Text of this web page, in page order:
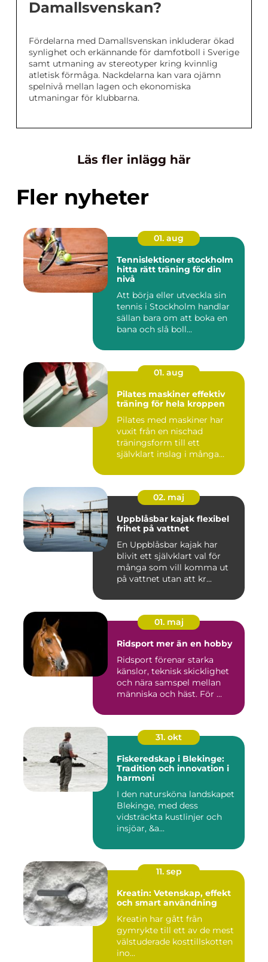
Damallsvenskan?
Fördelarna med Damallsvenskan inkluderar ökad
synlighet och erkännande för damfotboll i Sverige
samt utmaning av stereotyper kring kvinnlig
atletisk förmåga. Nackdelarna kan vara ojämn
spelnivå mellan lagen och ekonomiska
utmaningar för klubbarna.
Läs fler inlägg här
Fler nyheter
01. aug
Tennislektioner stockholm
hitta rätt träning för din
nivå
Att börja eller utveckla sin
tennis i Stockholm handlar
sällan bara om att boka en
bana och slå boll...
01. aug
Pilates maskiner effektiv
träning för hela kroppen
Pilates med maskiner har
vuxit från en nischad
träningsform till ett
självklart inslag i många
02. maj
Uppblåsbar kajak flexibel
frihet på vattnet
En Uppblåsbar kajak har
blivit ett självklart val för
många som vill komma ut
på vattnet utan att kr...
01. maj
Ridsport mer än en hobby
Ridsport förenar starka
känslor, teknisk skicklighet
och nära samspel mellan
människa och häst. För ...
31. okt
Fiskeredskap i Blekinge:
Tradition och innovation i
harmoni
I den natursköna landskapet
Blekinge, med dess
vidsträckta kustlinjer och
insjöar, &a...
11. sep
Kreatin: Vetenskap, effekt
och smart användning
Kreatin har gått från
gymrykte till ett av de mest
välstuderade kosttillskotten
ino...